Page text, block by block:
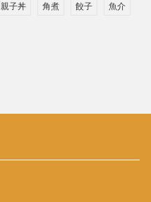
親子丼 角煮 餃子 魚介